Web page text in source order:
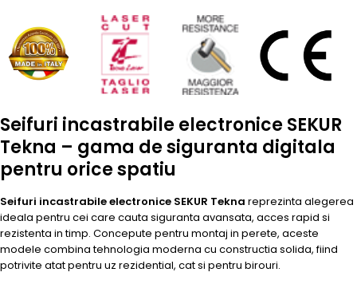
Seifuri incastrabile electronice SEKUR
Tekna – gama de siguranta digitala
pentru orice spatiu
Seifuri incastrabile electronice SEKUR Tekna reprezinta alegerea
ideala pentru cei care cauta siguranta avansata, acces rapid si
rezistenta in timp. Concepute pentru montaj in perete, aceste
modele combina tehnologia moderna cu constructia solida, fiind
potrivite atat pentru uz rezidential, cat si pentru birouri.